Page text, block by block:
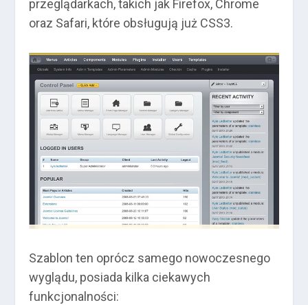
przeglądarkach, takich jak Firefox, Chrome
oraz Safari, które obsługują już CSS3.
Szablon ten oprócz samego nowoczesnego
wyglądu, posiada kilka ciekawych
funkcjonalności: